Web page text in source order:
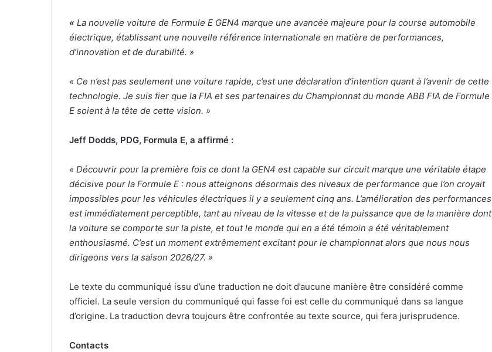
« La nouvelle voiture de Formule E GEN4 marque une avancée majeure pour la course automobile
électrique, établissant une nouvelle référence internationale en matière de performances,
d’innovation et de durabilité. »
« Ce n’est pas seulement une voiture rapide, c’est une déclaration d’intention quant à l’avenir de cette
technologie. Je suis fier que la FIA et ses partenaires du Championnat du monde ABB FIA de Formule
E soient à la tête de cette vision. »
Jeff Dodds, PDG, Formula E, a affirmé :
« Découvrir pour la première fois ce dont la GEN4 est capable sur circuit marque une véritable étape
décisive pour la Formule E : nous atteignons désormais des niveaux de performance que l’on croyait
impossibles pour les véhicules électriques il y a seulement cinq ans. L’amélioration des performances
est immédiatement perceptible, tant au niveau de la vitesse et de la puissance que de la manière dont
la voiture se comporte sur la piste, et tout le monde qui en a été témoin a été véritablement
enthousiasmé. C’est un moment extrêmement excitant pour le championnat alors que nous nous
dirigeons vers la saison 2026/27. »
Le texte du communiqué issu d’une traduction ne doit d’aucune manière être considéré comme
officiel. La seule version du communiqué qui fasse foi est celle du communiqué dans sa langue
d’origine. La traduction devra toujours être confrontée au texte source, qui fera jurisprudence.
Contacts